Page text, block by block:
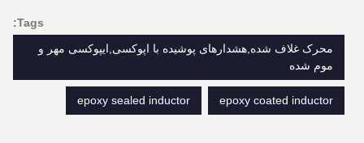
Tags:
محرک غلاف شده,هشدارهای پوشیده با اپوکسی,ایپوکسی مهر و
موم شده
epoxy coated inductor
epoxy sealed inductor